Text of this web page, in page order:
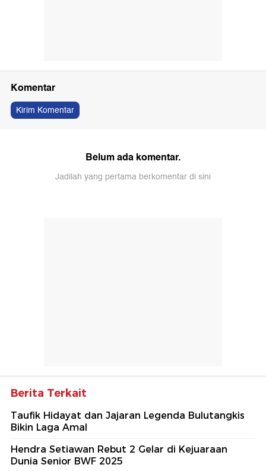
Komentar
Kirim Komentar
Belum ada komentar.
Jadilah yang pertama berkomentar di sini
Berita Terkait
Taufik Hidayat dan Jajaran Legenda Bulutangkis
Bikin Laga Amal
Hendra Setiawan Rebut 2 Gelar di Kejuaraan
Dunia Senior BWF 2025